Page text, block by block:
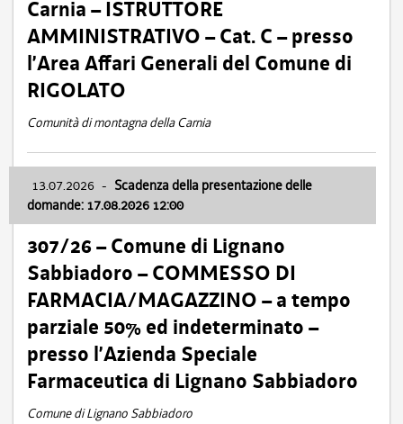
Carnia – ISTRUTTORE
AMMINISTRATIVO – Cat. C – presso
l’Area Affari Generali del Comune di
RIGOLATO
Comunità di montagna della Carnia
13.07.2026 - Scadenza della presentazione delle
domande: 17.08.2026 12:00
307/26 – Comune di Lignano
Sabbiadoro – COMMESSO DI
FARMACIA/MAGAZZINO – a tempo
parziale 50% ed indeterminato –
presso l’Azienda Speciale
Farmaceutica di Lignano Sabbiadoro
Comune di Lignano Sabbiadoro